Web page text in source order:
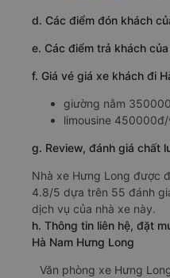
d. Các điểm đón khách
e. Các điểm trả khách
f. Giá vé giá xe khách đi
giường nằm
limousine
g. Review, đánh giá chất
Nhà xe Hưng Long được
4.8/5 dựa trên 55 đánh
dịch vụ của nhà xe này.
h. Thông tin liên hệ, đặt
Hà Nam Hưng Long
Văn phòng xe Hưng